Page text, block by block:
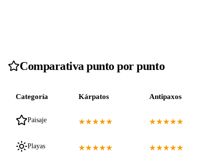
Comparativa punto por punto
Categoría Kárpatos Antipaxos
Paisaje ★★★★★ ★★★★★
Playas ★★★★★ ★★★★★